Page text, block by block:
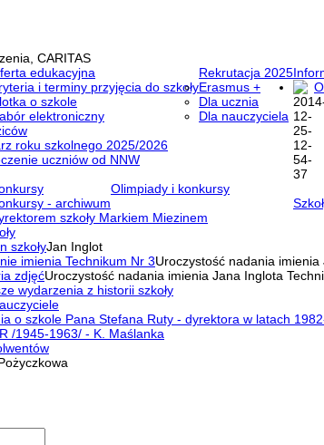
CARITAS
Rekrutacja 2025
edukacyjna
i terminy przyjęcia do szkoły
o szkole
elektroniczny
Erasmus +
Dla ucznia
Dla nauczyciela
roku szkolnego 2025/2026
uczniów od NNW
Olimpiady i konkursy
- archiwum
szkoły Markiem Miezinem
szkołyJan Inglot
imienia Technikum Nr 3Uroczystość nadania
zdjęćUroczystość nadania imienia Jana Inglota
wydarzenia z historii szkoły
o szkole Pana Stefana Ruty - dyrektora w latach
/1945-1963/ - K. Maślanka